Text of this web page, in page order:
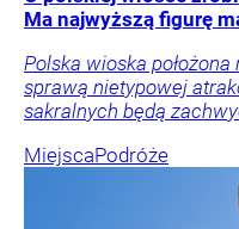
Ma najwyższą figurę
Polska wioska
sprawą nietypowej
sakralnych będą
MiejscaPodróże